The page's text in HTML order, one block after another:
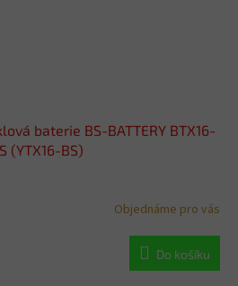
baterie BS-BATTERY BTX16-
(YTX16-BS)
Objednáme pro vás
Do košíku